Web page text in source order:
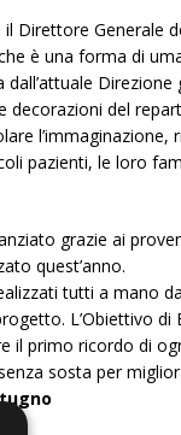
il Direttore Generale
è una forma di
decorazioni del
pazienti, le loro
grazie ai
quest’anno.
tutti a mano
L’Obiettivo di
il primo ricordo di
sosta per